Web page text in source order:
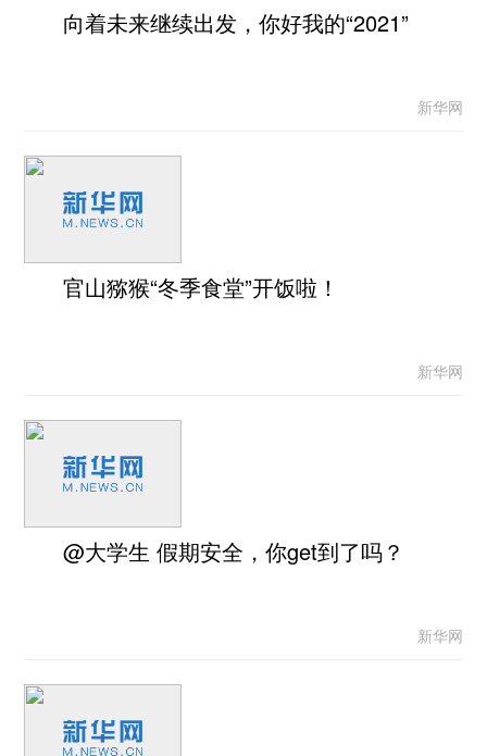
向着未来继续出发，你好我的“2021”
新华网
官山猕猴“冬季食堂”开饭啦！
新华网
@大学生 假期安全，你get到了吗？
新华网